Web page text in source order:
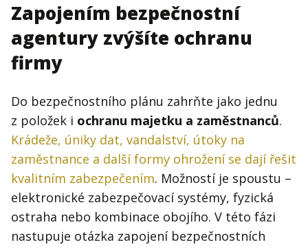
Zapojením bezpečnostní
agentury zvýšíte ochranu
firmy
Do bezpečnostního plánu zahrňte jako jednu
z položek i ochranu majetku a zaměstnanců.
Krádeže, úniky dat, vandalství, útoky na
zaměstnance a další formy ohrožení se dají řešit
kvalitním zabezpečením. Možností je spoustu –
elektronické zabezpečovací systémy, fyzická
ostraha nebo kombinace obojího. V této fázi
nastupuje otázka zapojení bezpečnostních